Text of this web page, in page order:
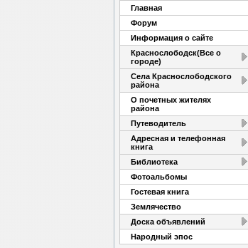
Главная
Форум
Информация о сайте
Краснослободск(Все о
городе)
Села Краснослободского
района
О почетных жителях
района
Путеводитель
Адресная и телефонная
книга
Библиотека
Фотоальбомы
Гостевая книга
Землячество
Доска объявлений
Народный эпос